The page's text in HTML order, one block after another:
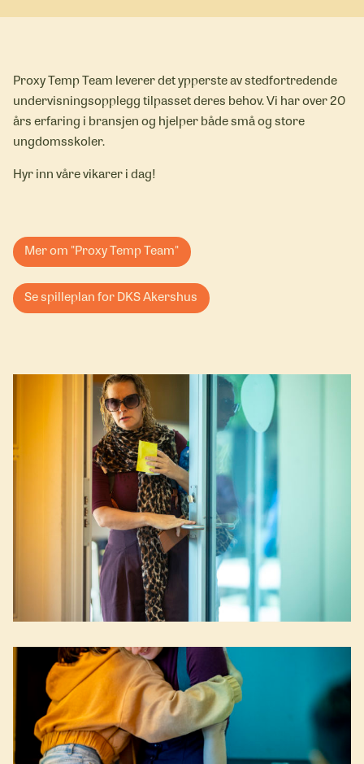
Proxy Temp Team leverer det ypperste av stedfortredende
undervisningsopplegg tilpasset deres behov. Vi har over 20
års erfaring i bransjen og hjelper både små og store
ungdomsskoler.
Hyr inn våre vikarer i dag!
Mer om "Proxy Temp Team"
Se spilleplan for DKS Akershus